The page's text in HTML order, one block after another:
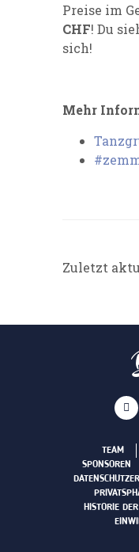
Preise im
CHF! Du
sich!
Mehr
Zuletzt
TEAM
SPONSOREN
HISTORIE